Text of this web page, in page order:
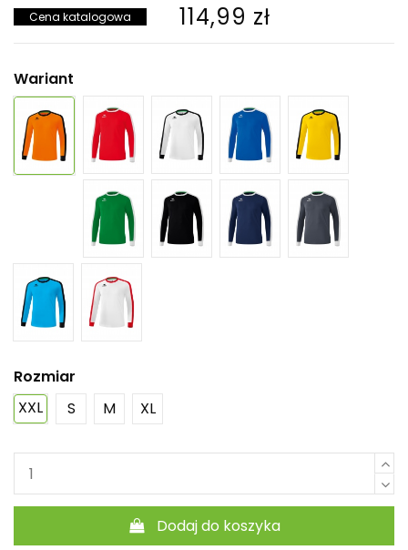
Cena katalogowa 114,99 zł
Wariant
Rozmiar
XXL
S M XL
Dodaj do koszyka